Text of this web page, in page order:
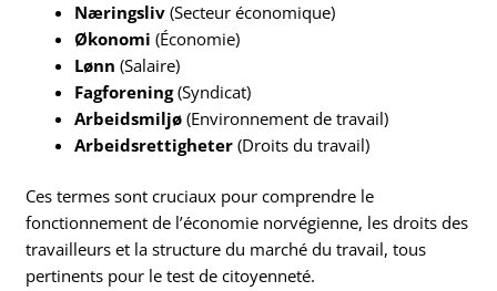
Næringsliv (Secteur économique)
Økonomi (Économie)
Lønn (Salaire)
Fagforening(Syndicat)
Arbeidsmiljø (Environnement de travail)
Arbeidsrettigheter (Droits du travail)
Ces termes sont cruciaux pour comprendre le
fonctionnement de l’économie norvégienne, les droits des
travailleurs et la structure du marché du travail, tous
pertinents pour le test de citoyenneté.